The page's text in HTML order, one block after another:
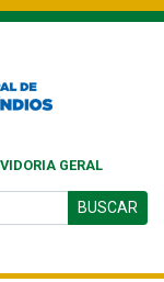
GERAL
BUSCAR